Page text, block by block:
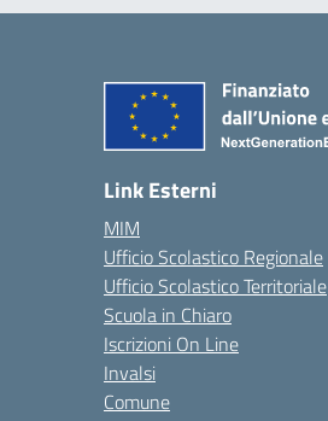
Link Esterni
MIM
Ufficio Scolastico Regionale
Ufficio Scolastico Territoriale
Scuola in Chiaro
Iscrizioni On Line
Invalsi
Comune